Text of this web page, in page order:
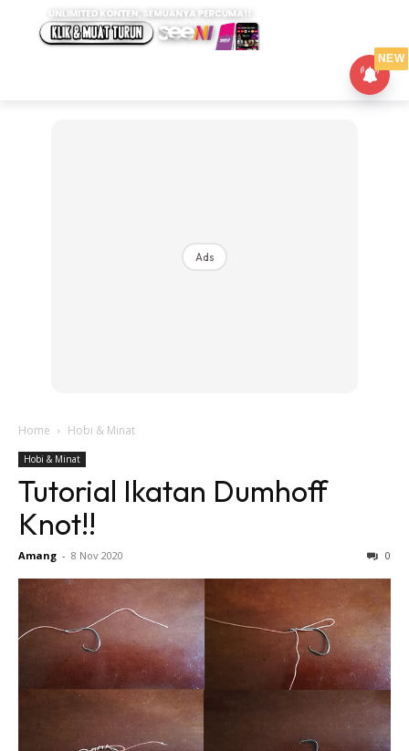
Ads
Home Hobi & Minat
Hobi & Minat
Tutorial Ikatan Dumhoff
Knot!!
Amang - 8 Nov 2020 0
NEW